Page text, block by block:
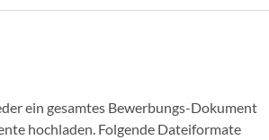
ein gesamtes Bewerbungs-Dokument
hochladen. Folgende Dateiformate